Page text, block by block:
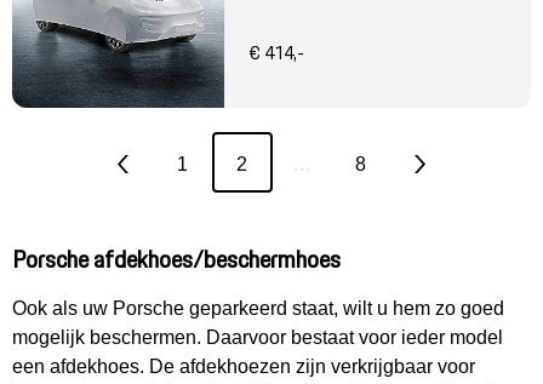
€ 414,-
1 2 … 8
Porsche afdekhoes/beschermhoes
Ook als uw Porsche geparkeerd staat, wilt u hem zo goed
mogelijk beschermen. Daarvoor bestaat voor ieder model
een afdekhoes. De afdekhoezen zijn verkrijgbaar voor